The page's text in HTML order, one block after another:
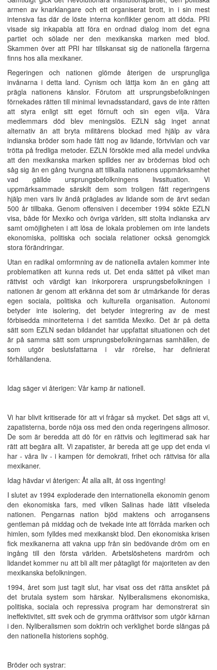
armen av knarklangare och ett organiserat brott, in i sin mest
intensiva fas där de löste interna konflikter genom att döda. PRI
visade sig inkapabla att föra en ordnad dialog inom det egna
partiet och sölade ner den mexikanska marken med blod.
Skammen över att PRI har tillskansat sig de nationella färgerna
finns hos alla mexikaner.
Regeringen och nationen glömde återigen de ursprungliga
invånarna i detta land. Cynism och lättja kom än en gång att
prägla nationens känslor. Förutom att ursprungsbefolkningen
förnekades rätten till minimal levnadsstandard, gavs de inte rätten
att styra enligt sitt eget förnuft och sin egen vilja. Våra
medlemmars död blev meningslös. EZLN såg inget annat
alternativ än att bryta militärens blockad med hjälp av våra
indianska bröder som hade fått nog av lidande, förtvivlan och var
trötta på fredliga metoder. EZLN försökte med alla medel undvika
att den mexikanska marken spilldes ner av brödernas blod och
såg sig än en gång tvungna att tillkalla nationens uppmärksamhet
vad gällde ursprungsbefolkningens livssituation. Vi
uppmärksammade särskilt dem som troligen fått regeringens
hjälp men vars liv ändå präglades av lidande som de ärvt sedan
500 år tillbaka. Genom offensiven i december 1994 sökte EZLN
visa, både för Mexiko och övriga världen, sitt stolta indianska arv
samt omöjligheten i att lösa de lokala problemen om inte landets
ekonomiska, politiska och sociala relationer också genomgick
stora förändringar.
Utan en radikal omformning av de nationella avtalen kommer inte
problematiken att kunna reds ut. Det enda sättet på vilket man
rättvist och värdigt kan inkorporera ursprungsbefolkningen i
nationen är genom att erkänna det som är utmärkande för deras
egen sociala, politiska och kulturella organisation. Autonomi
betyder inte isolering, det betyder integrering av de mest
förbisedda minoriteterna i det samtida Mexiko. Det är på detta
sätt som EZLN sedan bildandet har uppfattat situationen och det
är på samma sätt som ursprungsbefolkningarnas samhällen, de
som utgör beslutsfattarna i vår rörelse, har definierat
förhållandena.
Idag säger vi återigen: Vår kamp är nationell.
Vi har blivit kritiserade för att vi frågar så mycket. Det sägs att vi,
zapatisterna, borde nöja oss med den onda regeringens allmosor.
De som är beredda att dö för en rättvis och legitimerad sak har
rätt att begära allt. Vi zapatister, är bereda att ge upp det enda vi
har - våra liv - i kampen för demokrati, frihet och rättvisa för alla
mexikaner.
Idag hävdar vi återigen: Åt alla allt, åt oss ingenting!
I slutet av 1994 exploderade den internationella ekonomin genom
den ekonomiska fars, med vilken Salinas hade låtit vilseleda
nationen. Pengarnas nation bjöd maktens och arrogansens
gentleman på middag och de tvekade inte att förråda marken och
himlen, som fylldes med mexikanskt blod. Den ekonomiska krisen
fick mexikanerna att vakna upp från sin bedövande dröm om en
ingång till den första världen. Arbetslöshetens mardröm och
lidandet kommer nu att bli allt mer påtagligt för majoriteten av den
mexikanska befolkningen.
1994, året som just tagit slut, har visat oss det rätta ansiktet på
det brutala system som härskar. Nyliberalismens ekonomiska,
politiska, sociala och repressiva program har demonstrerat sin
ineffektivitet, sitt svek och de grymma orättvisor som utgör kärnan
i den. Nyliberalismen som doktrin och verklighet borde slängas på
den nationella historiens sophög.
Bröder och systrar: